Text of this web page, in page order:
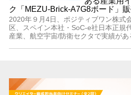
ク「MEZU-Brick-A7G8ボード」
2020年９月4日、ポジティブワン株式
区、スペイン本社・SoC-e社日本正規
産業、航空宇宙/防衛セクタで実績があ